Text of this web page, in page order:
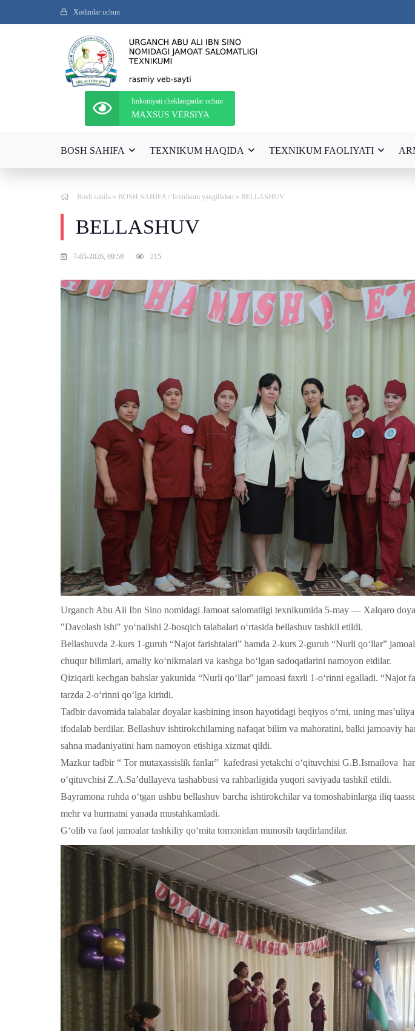
Xodimlar uchun
Imkoniyati cheklanganlar uchun
MAXSUS VERSIYA
BOSH SAHIFA TEXNIKUM HAQIDA TEXNIKUM FAOLIYATI
Bosh sahifa » BOSH SAHIFA / Texnikum yangiliklari » BELLASHUV
BELLASHUV
7-05-2026, 09:59 215
Urganch Abu Ali Ibn Sino nomidagi Jamoat salomatligi texnikumida 5-may — Xalqaro
"Davolash ishi" yo‘nalishi 2-bosqich talabalari o‘rtasida bellashuv tashkil etildi.
Bellashuvda 2-kurs 1-guruh “Najot farishtalari” hamda 2-kurs 2-guruh “Nurli qo‘llar”
chuqur bilimlari, amaliy ko‘nikmalari va kasbga bo‘lgan sadoqatlarini namoyon etdilar.
Qiziqarli kechgan bahslar yakunida “Nurli qo‘llar” jamoasi faxrli 1-o‘rinni egalladi. “Najot
tarzda 2-o‘rinni qo‘lga kiritdi.
Tadbir davomida talabalar doyalar kasbining inson hayotidagi beqiyos o‘rni, uning
ifodalab berdilar. Bellashuv ishtirokchilarning nafaqat bilim va mahoratini, balki jamoaviy
sahna madaniyatini ham namoyon etishiga xizmat qildi.
Mazkur tadbir “ Tor mutaxassislik fanlar” kafedrasi yetakchi o‘qituvchisi G.B.Ismailova
o‘qituvchisi Z.A.Sa’dullayeva tashabbusi va rahbarligida yuqori saviyada tashkil etildi.
Bayramona ruhda o‘tgan ushbu bellashuv barcha ishtirokchilar va tomoshabinlarga iliq
mehr va hurmatni yanada mustahkamladi.
G‘olib va faol jamoalar tashkiliy qo‘mita tomonidan munosib taqdirlandilar.